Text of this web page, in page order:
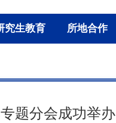
究生教育 所地合作
题分会成功举办